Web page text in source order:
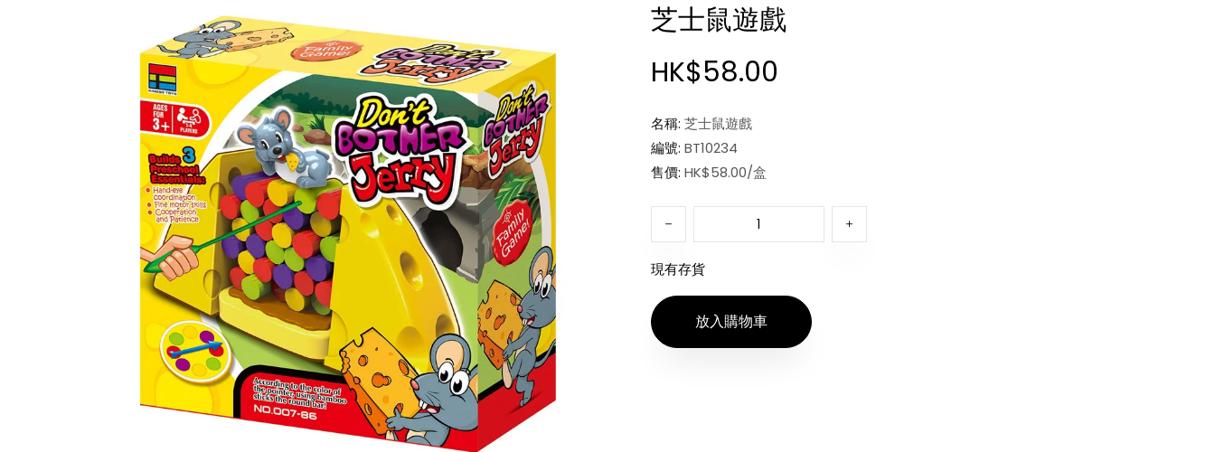
芝士鼠遊戲
HK$58.00
名稱: 芝士鼠遊戲
編號: BT10234
售價: HK$58.00/盒
現有存貨
放入購物車